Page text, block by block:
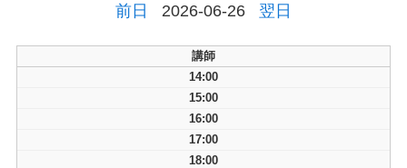
前日 2026-06-26 翌日
講師
14:00
15:00
16:00
17:00
18:00